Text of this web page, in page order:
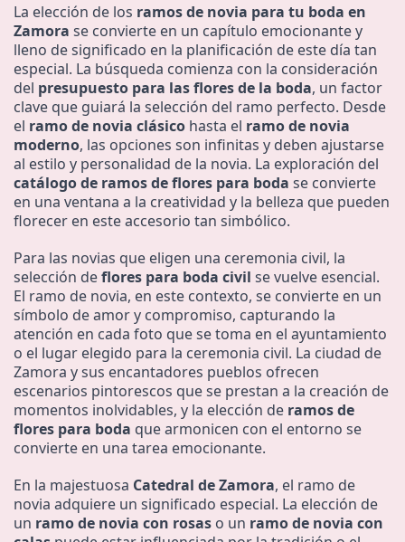
La elección de los ramos de novia para tu boda en
Zamora se convierte en un capítulo emocionante y
lleno de significado en la planificación de este día tan
especial. La búsqueda comienza con la consideración
del presupuesto para las flores de la boda, un factor
clave que guiará la selección del ramo perfecto. Desde
el ramo de novia clásico hasta el ramo de novia
moderno, las opciones son infinitas y deben ajustarse
al estilo y personalidad de la novia. La exploración del
catálogo de ramos de flores para boda se convierte
en una ventana a la creatividad y la belleza que pueden
florecer en este accesorio tan simbólico.
Para las novias que eligen una ceremonia civil, la
selección deflores para boda civil se vuelve esencial.
El ramo de novia, en este contexto, se convierte en un
símbolo de amor y compromiso, capturando la
atención en cada foto que se toma en el ayuntamiento
o el lugar elegido para la ceremonia civil. La ciudad de
Zamora y sus encantadores pueblos ofrecen
escenarios pintorescos que se prestan a la creación de
momentos inolvidables, y la elección de ramos de
flores para boda que armonicen con el entorno se
convierte en una tarea emocionante.
En la majestuosa Catedral de Zamora, el ramo de
novia adquiere un significado especial. La elección de
un ramo de novia con rosas o un ramo de novia con